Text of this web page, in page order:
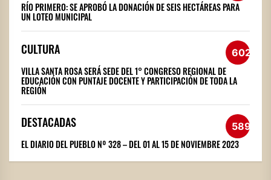
RÍO PRIMERO: SE APROBÓ LA DONACIÓN DE SEIS HECTÁREAS PARA
UN LOTEO MUNICIPAL
CULTURA 602
VILLA SANTA ROSA SERÁ SEDE DEL 1° CONGRESO REGIONAL DE
EDUCACIÓN CON PUNTAJE DOCENTE Y PARTICIPACIÓN DE TODA LA
REGIÓN
DESTACADAS 589
EL DIARIO DEL PUEBLO Nº 328 – DEL 01 AL 15 DE NOVIEMBRE 2023